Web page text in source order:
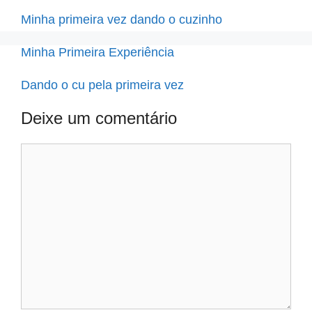
Minha primeira vez dando o cuzinho
Minha Primeira Experiência
Dando o cu pela primeira vez
Deixe um comentário